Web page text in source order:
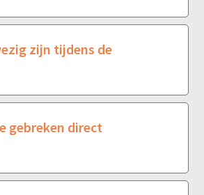
zijn tijdens de
gebreken direct